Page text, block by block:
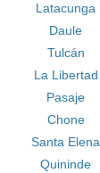
Latacunga
Daule
Tulcán
La Libertad
Pasaje
Chone
Santa Elena
Quininde